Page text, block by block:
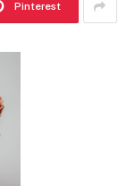
Pinterest